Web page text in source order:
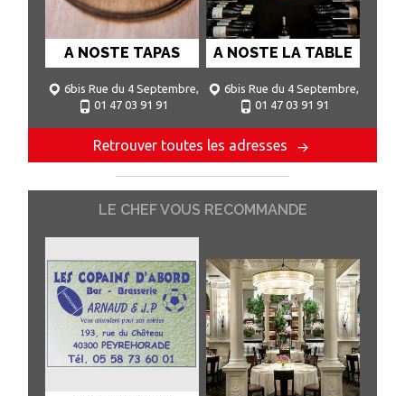
A NOSTE TAPAS
6bis Rue du 4 Septembre,
75002 Paris
01 47 03 91 91
A NOSTE LA TABLE
6bis Rue du 4 Septembre,
75002 Paris
01 47 03 91 91
Retrouver toutes les adresses
LE CHEF VOUS RECOMMANDE